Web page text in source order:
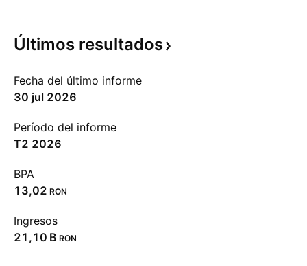
Últimos resultados
Fecha del último informe
30 jul 2026
Período del informe
T2 2026
BPA
13,02 RON
Ingresos
‪21,10 B‬ RON